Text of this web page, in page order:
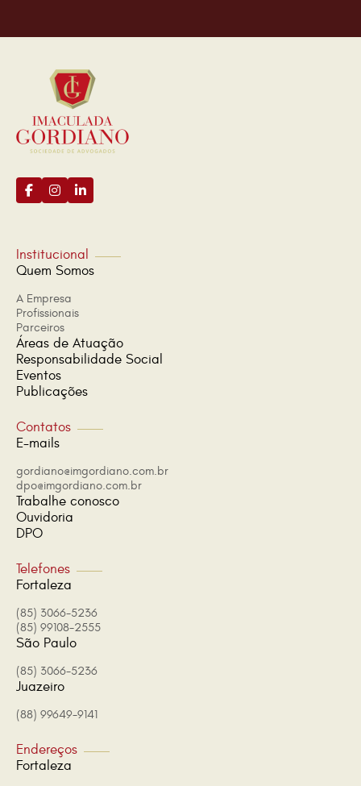
Institucional
Quem Somos
A Empresa
Profissionais
Parceiros
Áreas de Atuação
Responsabilidade Social
Eventos
Publicações
Contatos
E-mails
gordiano@imgordiano.com.br
dpo@imgordiano.com.br
Trabalhe conosco
Ouvidoria
DPO
Telefones
Fortaleza
(85) 3066-5236
(85) 99108-2555
São Paulo
(85) 3066-5236
Juazeiro
(88) 99649-9141
Endereços
Fortaleza